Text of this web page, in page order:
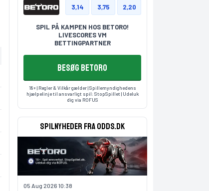
3,14 3,75 2,20
SPIL PÅ KAMPEN HOS BETORO!
LIVESCORES VM
BETTINGPARTNER
BESØG BETORO
18+ | Regler & Vilkår gælder | Spillemyndighedens
hjælpelinje til ansvarligt spil:StopSpillet | Udeluk
dig via ROFUS
Spilnyheder fra odds.dk
05 Aug 2026 10:38